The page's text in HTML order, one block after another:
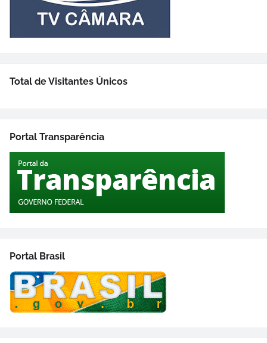
Total de Visitantes Únicos
Portal Transparência
Portal Brasil